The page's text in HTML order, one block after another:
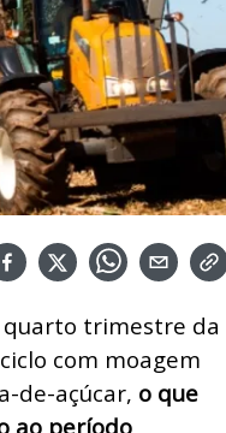
quarto trimestre da
com moagem
de-açúcar, o que
ao período